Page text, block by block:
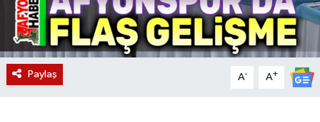
Paylaş A- A+